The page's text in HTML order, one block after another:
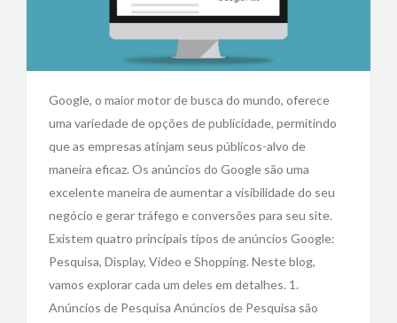
Google, o maior motor de busca do mundo, oferece
uma variedade de opções de publicidade, permitindo
que as empresas atinjam seus públicos-alvo de
maneira eficaz. Os anúncios do Google são uma
excelente maneira de aumentar a visibilidade do seu
negócio e gerar tráfego e conversões para seu site.
Existem quatro principais tipos de anúncios Google:
Pesquisa, Display, Vídeo e Shopping. Neste blog,
vamos explorar cada um deles em detalhes. 1.
Anúncios de Pesquisa Anúncios de Pesquisa são